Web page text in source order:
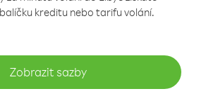
kreditu nebo tarifu volání.
Zobrazit sazby